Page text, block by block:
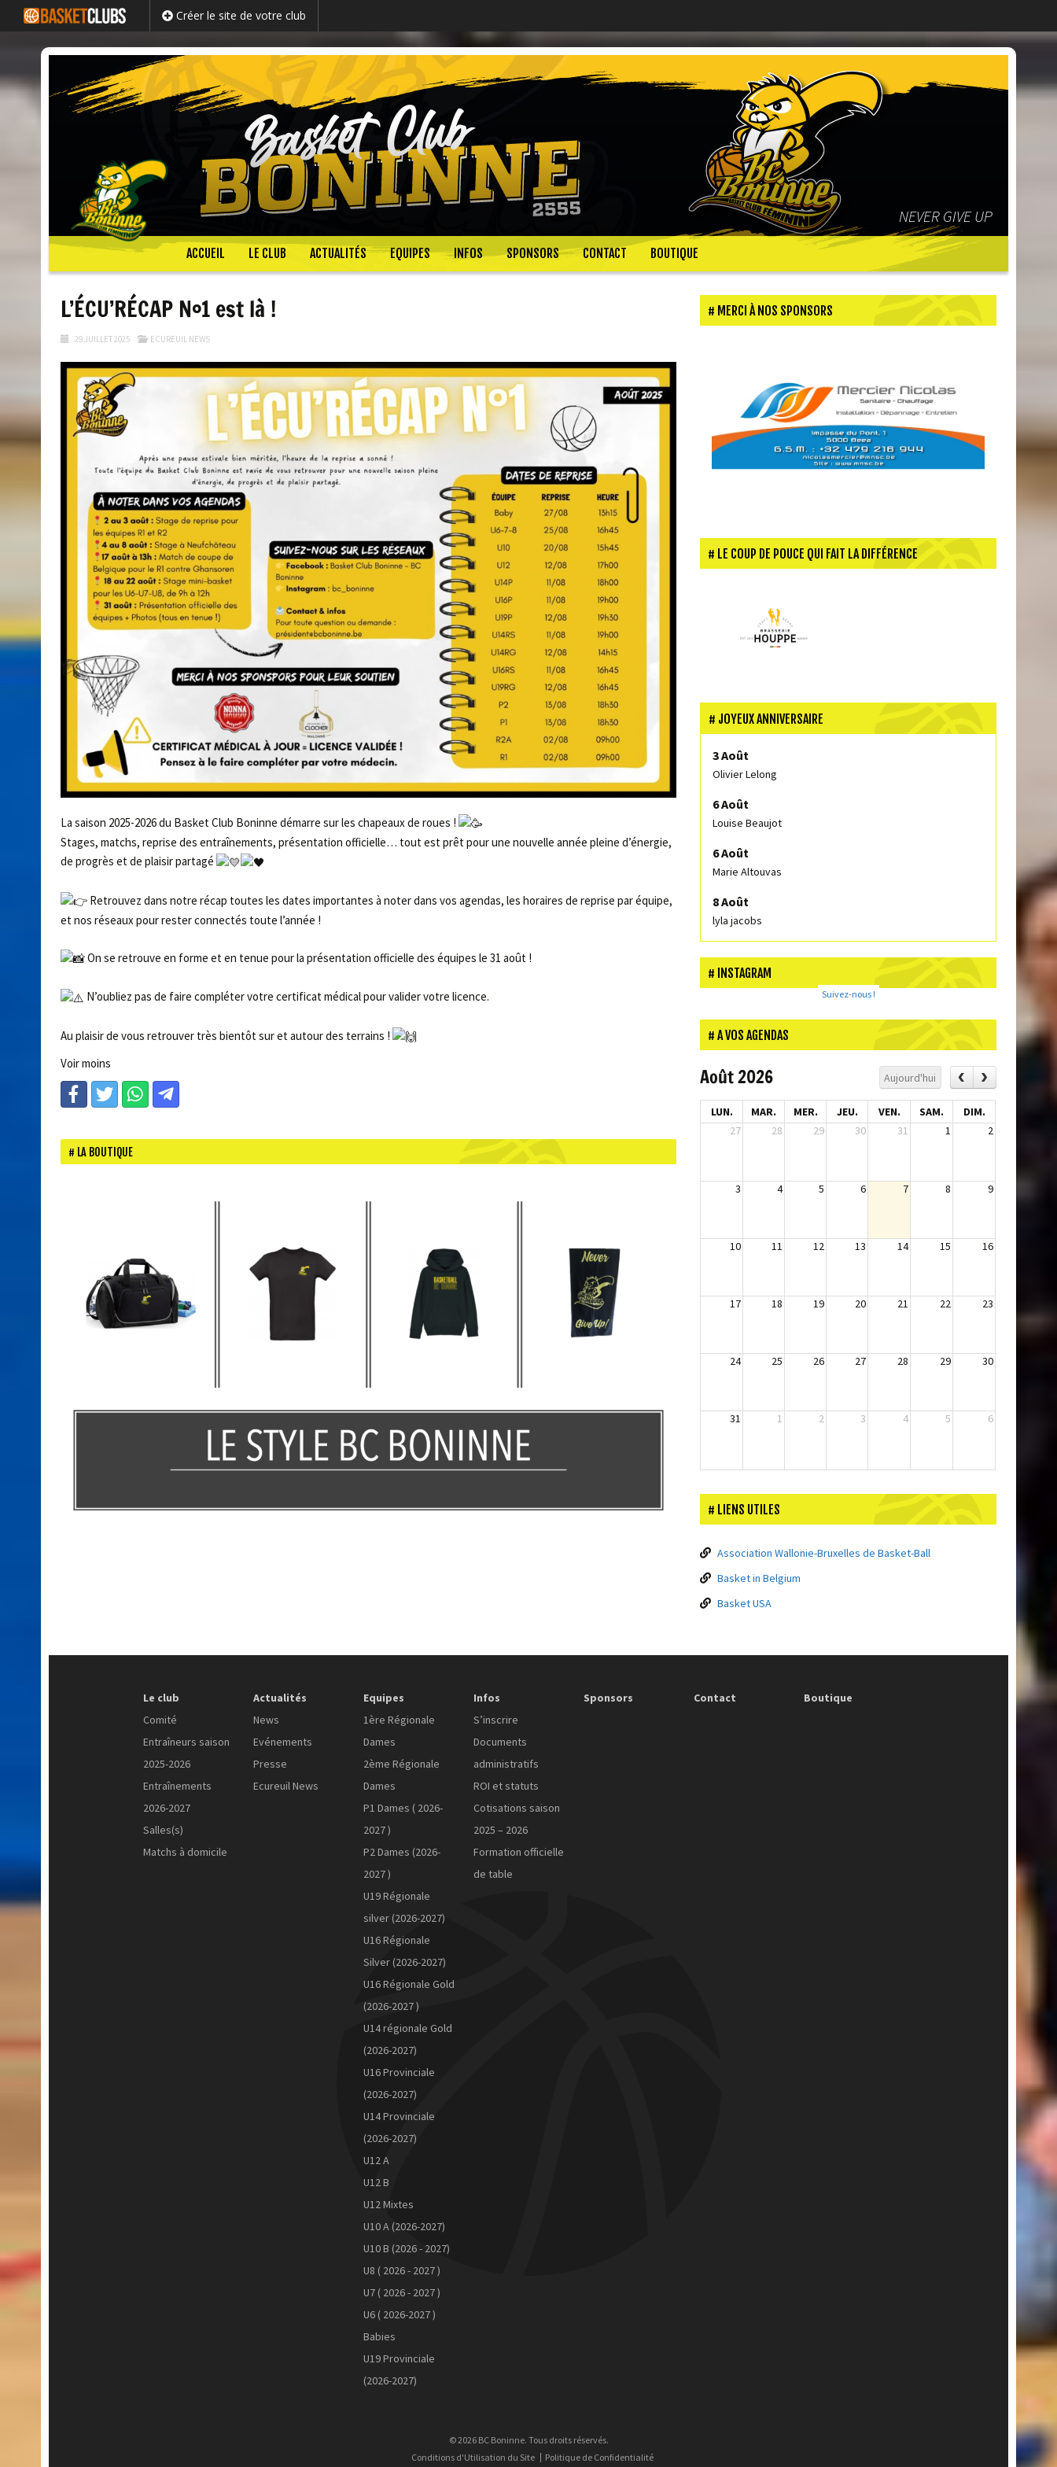
Créer le site de votre club
NEVER GIVE UP
Passer
ACCUEIL LE CLUB ACTUALITÉS EQUIPES INFOS SPONSORS CONTACT BOUTIQUE
L’ÉCU’RÉCAP N°1 est là !
29 JUILLET 2025 ECUREUIL NEWS
La saison 2025-2026 du Basket Club Boninne démarre sur les chapeaux de roues !
Stages, matchs, reprise des entraînements, présentation officielle… tout est prêt pour une nouvelle année pleine d’énergie,
de progrès et de plaisir partagé
Retrouvez dans notre récap toutes les dates importantes à noter dans vos agendas, les horaires de reprise par équipe,
et nos réseaux pour rester connectés toute l’année !
On se retrouve en forme et en tenue pour la présentation officielle des équipes le 31 août !
N’oubliez pas de faire compléter votre certificat médical pour valider votre licence.
Au plaisir de vous retrouver très bientôt sur et autour des terrains !
Voir moins
LA BOUTIQUE
MERCI À NOS SPONSORS
LE COUP DE POUCE QUI FAIT LA DIFFÉRENCE
JOYEUX ANNIVERSAIRE
3 Août
Olivier Lelong
6 Août
Louise Beaujot
6 Août
Marie Altouvas
8 Août
lyla jacobs
INSTAGRAM
Suivez-nous !
A VOS AGENDAS
Août 2026 Aujourd'hui
LUN. MAR. MER. JEU. VEN. SAM.
DIM.
27
28 29 30 31 1 2
3 4 5 6 7 8 9
10 11 12 13 14 15 16
17 18 19 20 21 22 23
24 25 26 27 28 29 30
31 1 2 3 4 5 6
LIENS UTILES
Association Wallonie-Bruxelles de Basket-Ball
Basket in Belgium
Basket USA
Le club
Comité
Entraîneurs saison
2025-2026
Entraînements
2026-2027
Salles(s)
Matchs à domicile
Actualités
News
Evénements
Presse
Ecureuil News
Equipes
1ère Régionale
Dames
2ème Régionale
Dames
P1 Dames ( 2026-
2027 )
P2 Dames (2026-
2027 )
U19 Régionale
silver (2026-2027)
U16 Régionale
Silver (2026-2027)
U16 Régionale Gold
(2026-2027 )
U14 régionale Gold
(2026-2027)
U16 Provinciale
(2026-2027)
U14 Provinciale
(2026-2027)
U12 A
U12 B
U12 Mixtes
U10 A (2026-2027)
U10 B (2026 - 2027)
U8 ( 2026 - 2027 )
U7 ( 2026 - 2027 )
U6 ( 2026-2027 )
Babies
U19 Provinciale
(2026-2027)
Infos
S’inscrire
Documents
administratifs
ROI et statuts
Cotisations saison
2025 – 2026
Formation officielle
de table
Sponsors Contact Boutique
© 2026 BC Boninne. Tous droits réservés.
Conditions d'Utilisation du Site
Politique de Confidentialité